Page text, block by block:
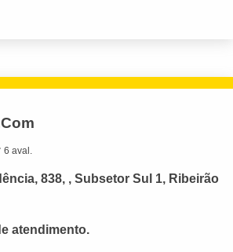
6 aval.
838, , Subsetor Sul 1, Ribeirão
atendimento.